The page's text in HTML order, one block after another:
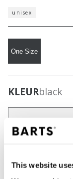
This website
unisex
One Size
KLEURblack